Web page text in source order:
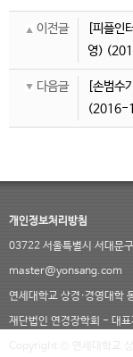
이전글
[피플인
영)
다음글
[손범수
(2016-
개인정보처리방침
03722 서울특별시 서대문
master@yonsang.com
연세대학교 상경·경영대
재단법인 연경장학회 - 대